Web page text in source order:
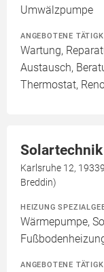
Umwälzpumpe
ANGEBOTENE
Wartung,
Austausch,
Thermostat,
Karlsruhe 12,
Breddin)
HEIZUNG
Wärmepumpe,
ANGEBOTENE